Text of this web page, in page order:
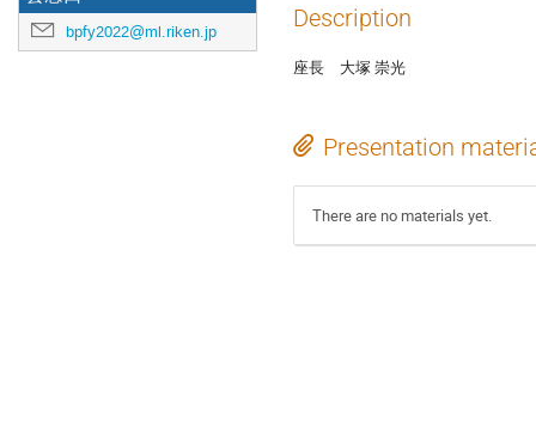
bpfy2022@ml.riken.jp Description
座長 大塚 崇光
Presentation
There are no materials yet.